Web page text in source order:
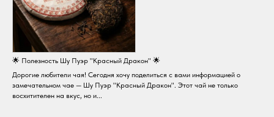
🌟 Полезность Шу Пуэр "Красный Дракон" 🌟
Дорогие любители чая! Сегодня хочу поделиться с вами информацией о
замечательном чае — Шу Пуэр "Красный Дракон". Этот чай не только
восхитителен на вкус, но и...